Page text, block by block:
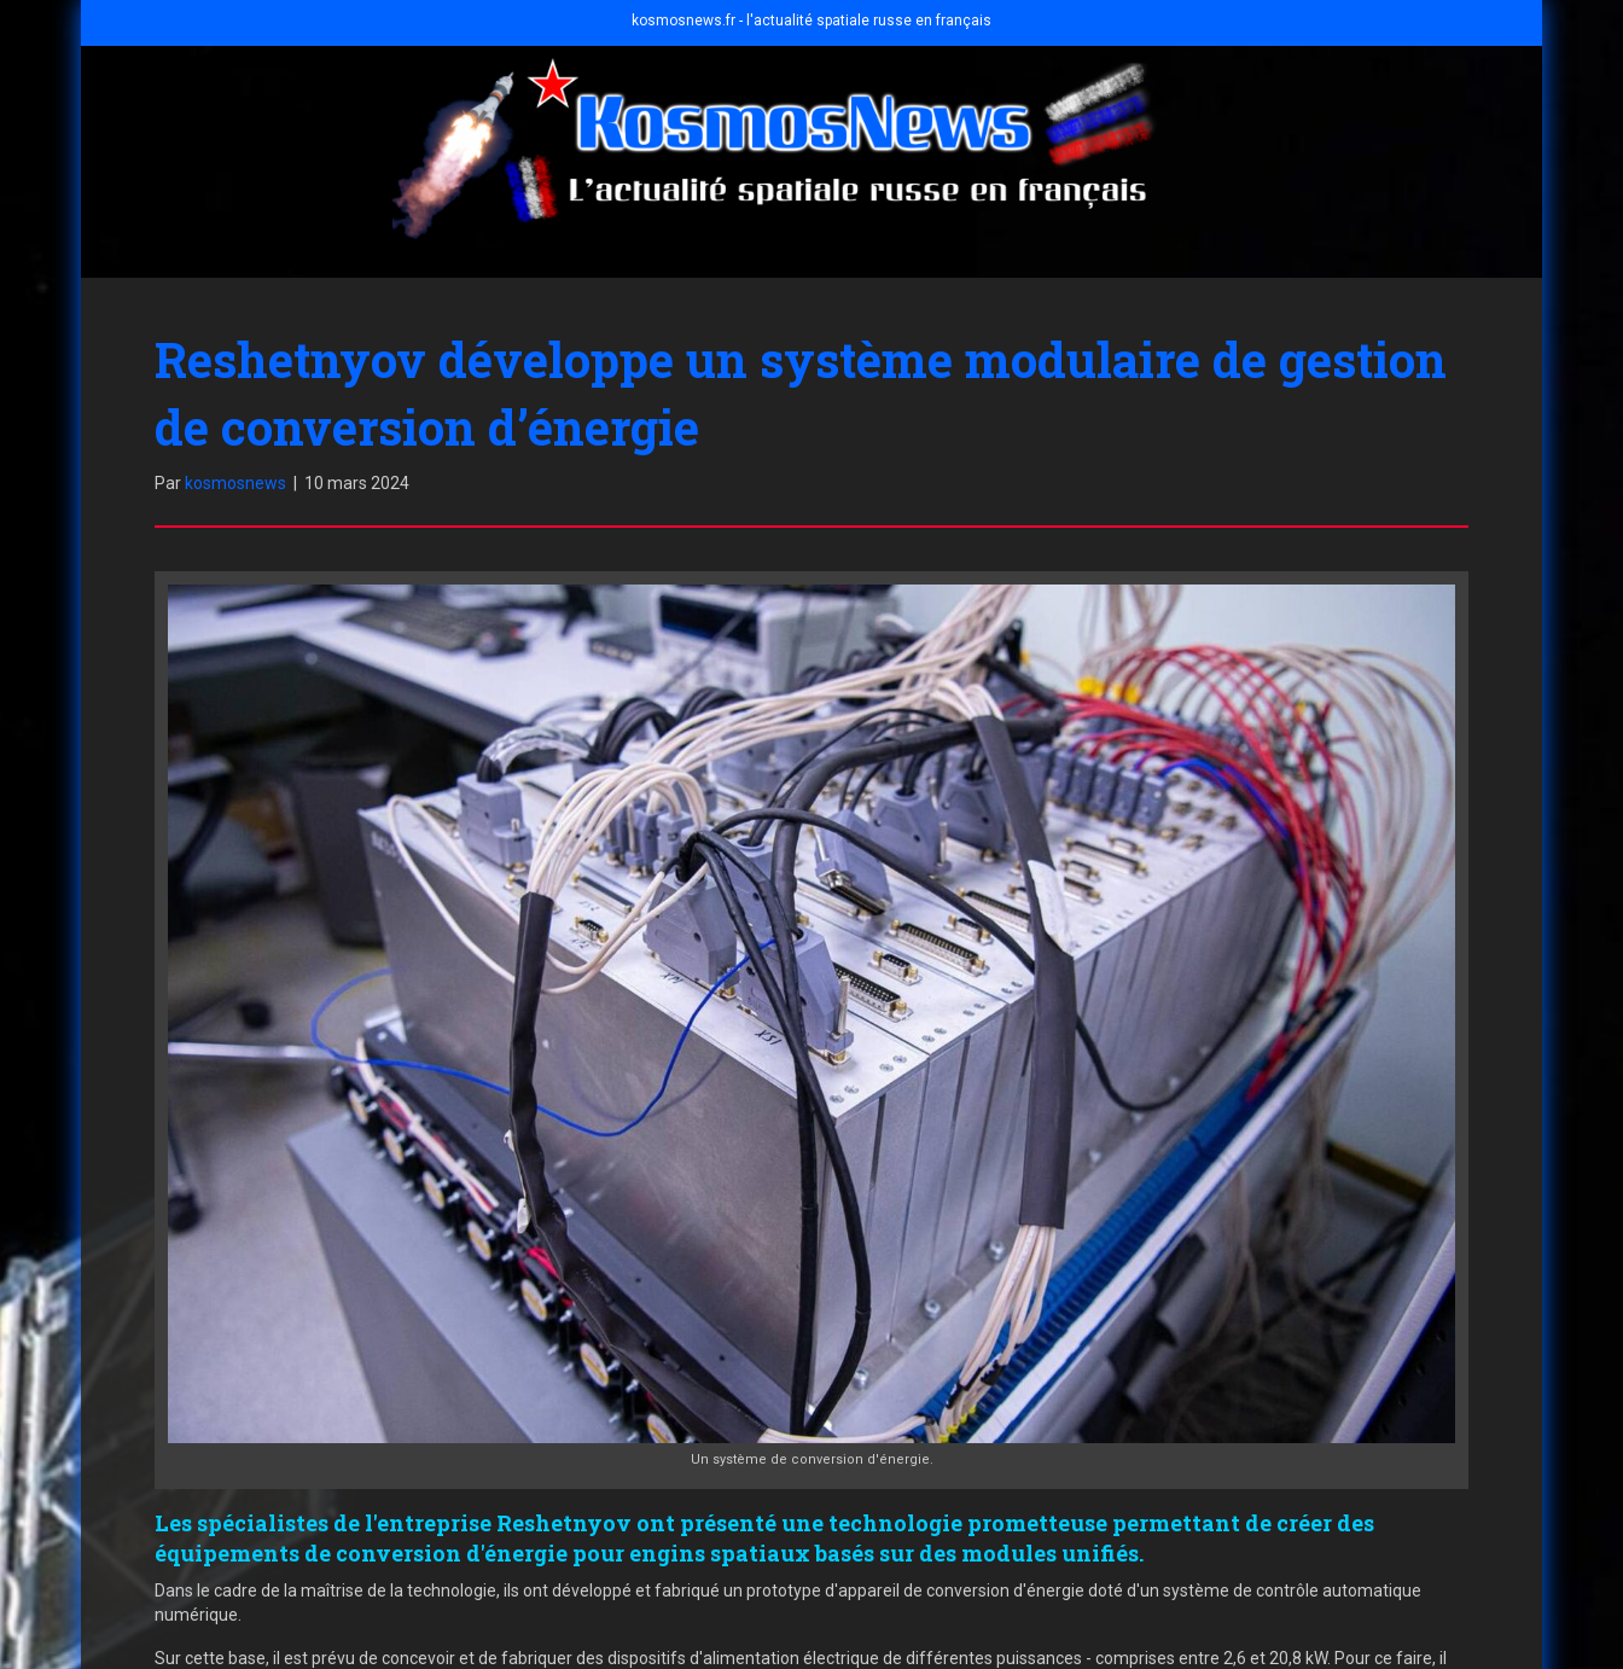
kosmosnews.fr - l'actualité spatiale russe en français
Reshetnyov développe un système modulaire de gestion
de conversion d’énergie
Par kosmosnews 10 mars 2024
Un système de conversion d'énergie.
Les spécialistes de l'entreprise Reshetnyov ont présenté une technologie prometteuse permettant de créer des
équipements de conversion d'énergie pour engins spatiaux basés sur des modules unifiés.
Dans le cadre de la maîtrise de la technologie, ils ont développé et fabriqué un prototype d'appareil de conversion d'énergie doté d'un système de contrôle automatique
numérique.
Sur cette base, il est prévu de concevoir et de fabriquer des dispositifs d'alimentation électrique de différentes puissances - comprises entre 2,6 et 20,8 kW. Pour ce faire, il